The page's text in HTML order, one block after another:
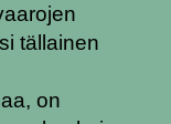
tällainen
on